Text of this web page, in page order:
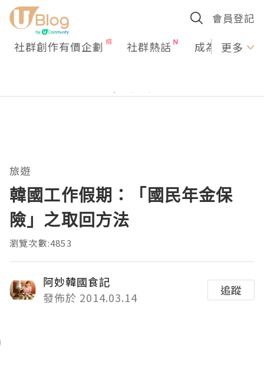
會員登記
社群創作有價企劃 社群熱話 成為U更多
旅遊
韓國工作假期：「國民年金保
險」之取回方法
瀏覽次數:4853
阿妙韓國食記
發佈於 2014.03.14
追蹤